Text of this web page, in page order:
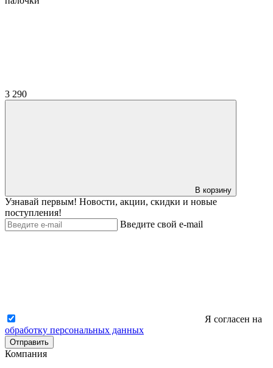
3 290
В корзину
Узнавай первым! Новости, акции, скидки и новые
поступления!
Введите свой e-mail
Я согласен на
обработку персональных данных
Отправить
Компания